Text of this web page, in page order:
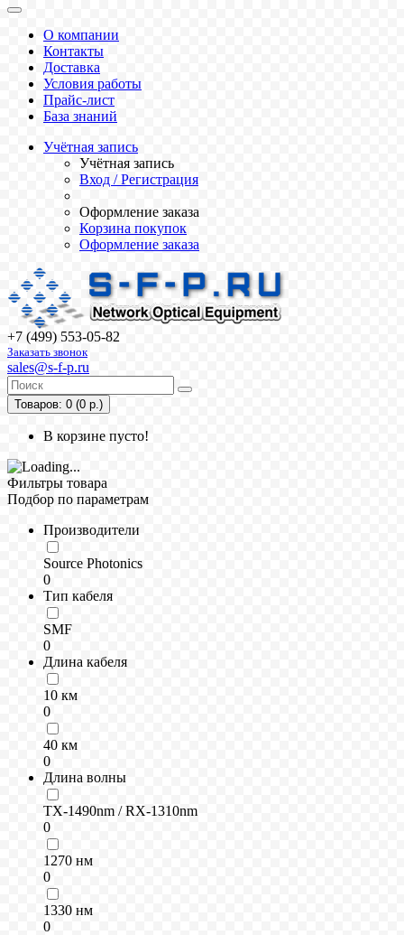
О компании
Контакты
Доставка
Условия работы
Прайс-лист
База знаний
Учётная запись
Учётная запись
Вход / Регистрация
Оформление заказа
Корзина покупок
Оформление заказа
+7 (499) 553-05-82
Заказать звонок
sales@s-f-p.ru
Товаров: 0 (0 р.)
В корзине пусто!
Фильтры товара
Подбор по параметрам
Производители
Source Photonics
0
Тип кабеля
SMF
0
Длина кабеля
10 км
0
40 км
0
Длина волны
TX-1490nm / RX-1310nm
0
1270 нм
0
1330 нм
0